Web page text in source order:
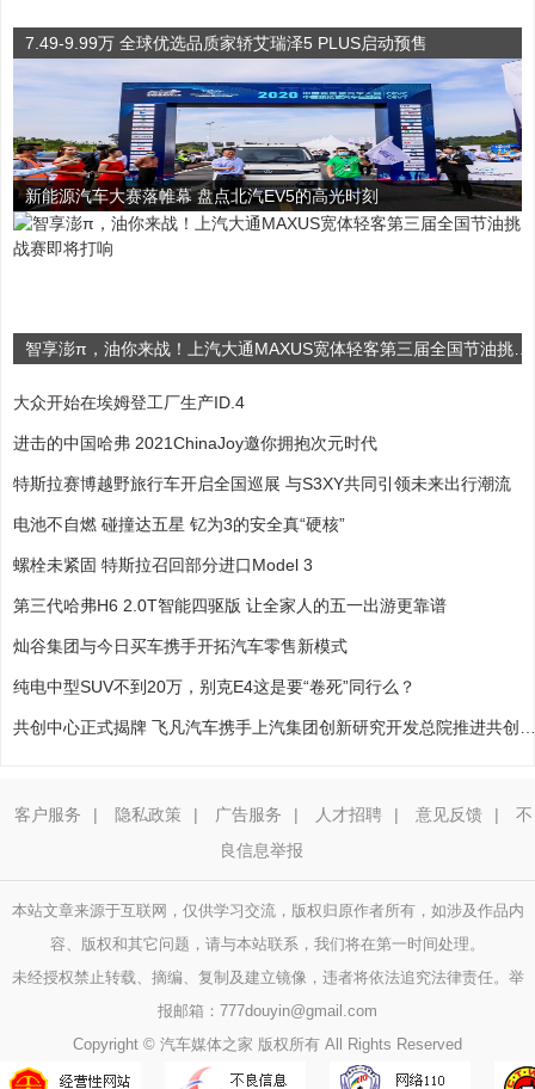
7.49-9.99万 全球优选品质家轿艾瑞泽5 PLUS启动预售
新能源汽车大赛落帷幕 盘点北汽EV5的高光时刻
大众开始在埃姆登工厂生产ID.4
进击的中国哈弗 2021ChinaJoy邀你拥抱次元时代
特斯拉赛博越野旅行车开启全国巡展 与S3XY共同引领未来出行潮流
电池不自燃 碰撞达五星 钇为3的安全真“硬核”
螺栓未紧固 特斯拉召回部分进口Model 3
第三代哈弗H6 2.0T智能四驱版 让全家人的五一出游更靠谱
灿谷集团与今日买车携手开拓汽车零售新模式
纯电中型SUV不到20万，别克E4这是要“卷死”同行么？
客户服务 | 隐私政策 | 广告服务 | 人才招聘 | 意见反馈 |
不
良信息举报
本站文章来源于互联网，仅供学习交流，版权归原作者所有，如涉及作品内
容、版权和其它问题，请与本站联系，我们将在第一时间处理。
未经授权禁止转载、摘编、复制及建立镜像，违者将依法追究法律责任。举
报邮箱：777douyin@gmail.com
Copyright © 汽车媒体之家 版权所有 All Rights Reserved